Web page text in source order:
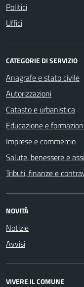
Politici
Uffici
CATEGORIE DI SERVIZIO
Anagrafe e stato civile
Autorizzazioni
Catasto e urbanistica
Educazione e
Imprese e commercio
Salute, benessere e
Tributi, finanze e
NOVITÀ
Notizie
Avvisi
VIVERE IL COMUNE